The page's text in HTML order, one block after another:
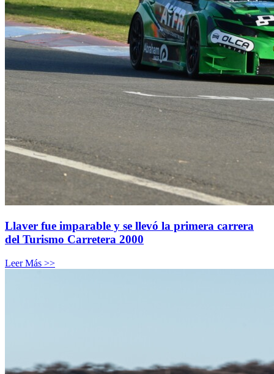
Llaver fue imparable y se llevó la primera carrera
del Turismo Carretera 2000
Leer Más >>